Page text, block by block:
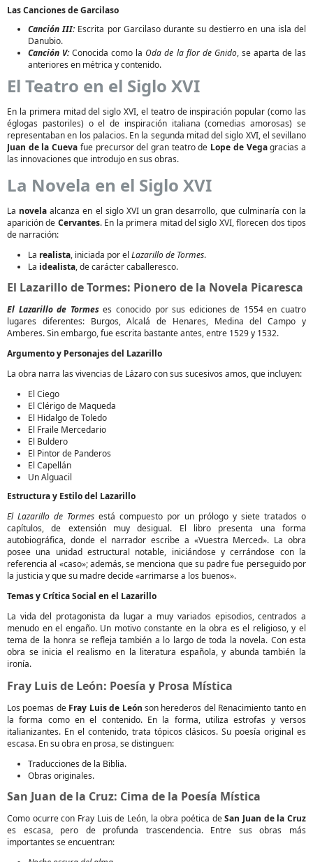
Las Canciones de Garcilaso
Canción III:Escrita por Garcilaso durante su destierro en una isla del
Danubio.
Canción V:Conocida como laOda de la flor de Gnido, se aparta de las
anteriores en métrica y contenido.
El Teatro en el Siglo XVI
En la primera mitad del siglo XVI, el teatro de inspiración popular (como las
églogas pastoriles) o el de inspiración italiana (comedias amorosas) se
representaban en los palacios. En la segunda mitad del siglo XVI, el sevillano
Juan de la Cueva fue precursor del gran teatro de Lope de Vegagracias a
las innovaciones que introdujo en sus obras.
La Novela en el Siglo XVI
La novela alcanza en el siglo XVI un gran desarrollo, que culminaría con la
aparición de Cervantes. En la primera mitad del siglo XVI, florecen dos tipos
de narración:
La realista, iniciada por el Lazarillo de Tormes.
La idealista, de carácter caballeresco.
El Lazarillo de Tormes: Pionero de la Novela Picaresca
El Lazarillo de Tormeses conocido por sus ediciones de 1554 en cuatro
lugares diferentes: Burgos, Alcalá de Henares, Medina del Campo y
Amberes. Sin embargo, fue escrita bastante antes, entre 1529 y 1532.
Argumento y Personajes del Lazarillo
La obra narra las vivencias de Lázaro con sus sucesivos amos, que incluyen:
El Ciego
El Clérigo de Maqueda
El Hidalgo de Toledo
El Fraile Mercedario
El Buldero
El Pintor de Panderos
El Capellán
Un Alguacil
Estructura y Estilo del Lazarillo
El Lazarillo de Tormes está compuesto por un prólogo y siete tratados o
capítulos, de extensión muy desigual. El libro presenta una forma
autobiográfica, donde el narrador escribe a «Vuestra Merced». La obra
posee una unidad estructural notable, iniciándose y cerrándose con la
referencia al «caso»; además, se menciona que su padre fue perseguido por
la justicia y que su madre decide «arrimarse a los buenos».
Temas y Crítica Social en el Lazarillo
La vida del protagonista da lugar a muy variados episodios, centrados a
menudo en el engaño. Un motivo constante en la obra es el religioso, y el
tema de la honra se refleja también a lo largo de toda la novela. Con esta
obra se inicia el realismo en la literatura española, y abunda también la
ironía.
Fray Luis de León: Poesía y Prosa Mística
Los poemas de Fray Luis de León son herederos del Renacimiento tanto en
la forma como en el contenido. En la forma, utiliza estrofas y versos
italianizantes. En el contenido, trata tópicos clásicos. Su poesía original es
escasa. En su obra en prosa, se distinguen:
Traducciones de la Biblia.
Obras originales.
San Juan de la Cruz: Cima de la Poesía Mística
Como ocurre con Fray Luis de León, la obra poética deSan Juan de la Cruz
es escasa, pero de profunda trascendencia. Entre sus obras más
importantes se encuentran: